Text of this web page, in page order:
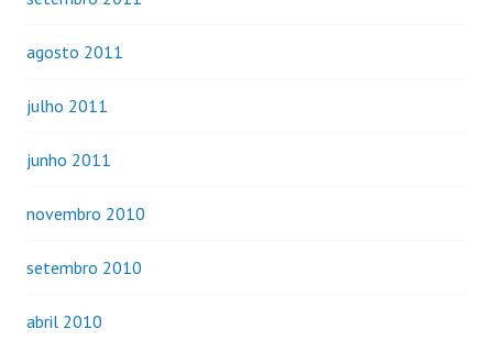
agosto 2011
julho 2011
junho 2011
novembro 2010
setembro 2010
abril 2010